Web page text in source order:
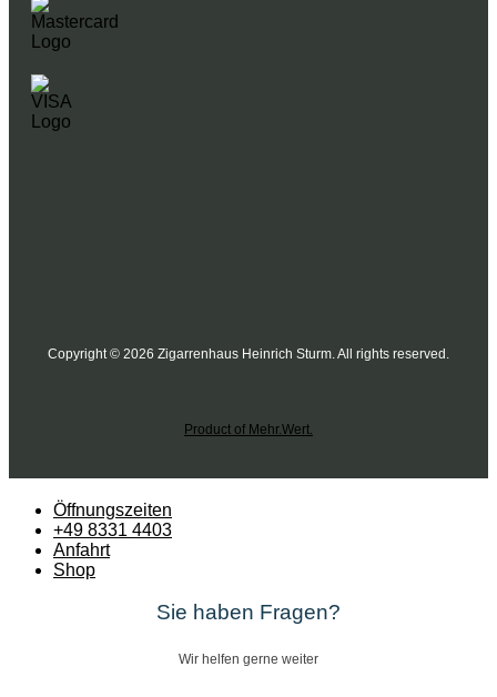
Copyright © 2026 Zigarrenhaus Heinrich Sturm. All rights reserved.
Product of Mehr.Wert.
Öffnungszeiten
+49 8331 4403
Anfahrt
Shop
Sie haben Fragen?
Wir helfen gerne weiter